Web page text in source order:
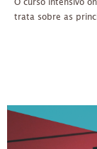
O curso intensivo
trata sobre as